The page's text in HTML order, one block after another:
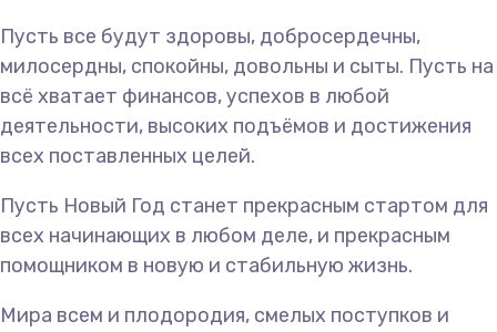
Пусть все будут здоровы, добросердечны,
милосердны, спокойны, довольны и сыты. Пусть на
всё хватает финансов, успехов в любой
деятельности, высоких подъёмов и достижения
всех поставленных целей.
Пусть Новый Год станет прекрасным стартом для
всех начинающих в любом деле, и прекрасным
помощником в новую и стабильную жизнь.
Мира всем и плодородия, смелых поступков и